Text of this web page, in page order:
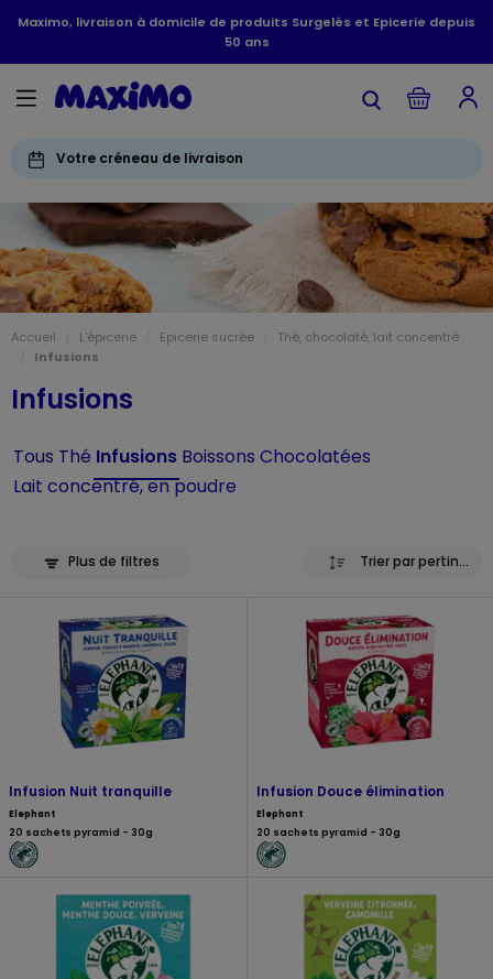
Maximo, livraison à domicile de produits Surgelés et Epicerie depuis
50 ans
Votre créneau de livraison
Accueil L'épicerie Epicerie sucrée
Thé, chocolaté, lait concentré
Infusions
Infusions
Tous Thé Infusions Boissons Chocolatées
Lait concentré, en poudre
Plus de filtres Trier par pertinence
Infusion Nuit tranquille
Elephant
20 sachets pyramid - 30g
Infusion Douce élimination
Elephant
20 sachets pyramid - 30g